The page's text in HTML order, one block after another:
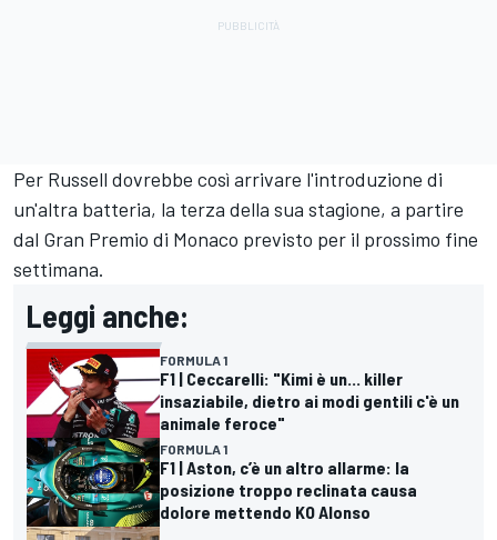
Per Russell dovrebbe così arrivare l'introduzione di
un'altra batteria, la terza della sua stagione, a partire
dal Gran Premio di Monaco previsto per il prossimo fine
settimana.
Leggi anche:
FORMULA 1
F1 | Ceccarelli: "Kimi è un... killer
insaziabile, dietro ai modi gentili c'è un
animale feroce"
FORMULA 1
F1 | Aston, c’è un altro allarme: la
posizione troppo reclinata causa
dolore mettendo KO Alonso